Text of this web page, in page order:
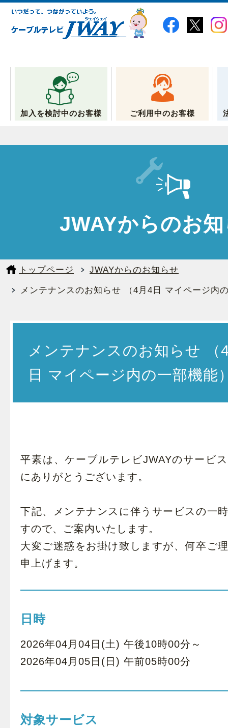
加入を検討中のお客様 ご利用中のお客様
JWAYからのお
トップページ
JWAYからのお知らせ
メンテナンスのお知らせ （4月4日 マイページ内
メンテナンスのお知らせ （
日 マイページ内の一部機能
平素は、ケーブルテレビJWAYのサービ
にありがとうございます。
下記、メンテナンスに伴うサービスの一
すので、ご案内いたします。
大変ご迷惑をお掛け致しますが、何卒ご
申上げます。
日時
2026年04月04日(土) 午後10時00分～
2026年04月05日(日) 午前05時00分
対象サービス